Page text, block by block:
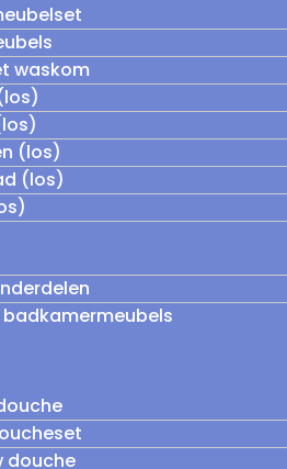
waskom
(los)
(los)
douche